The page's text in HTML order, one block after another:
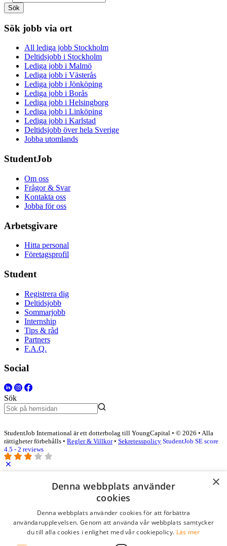
Sök
Sök jobb via ort
All lediga jobb Stockholm
Deltidsjobb i Stockholm
Lediga jobb i Malmö
Lediga jobb i Västerås
Lediga jobb i Jönköping
Lediga jobb i Borås
Lediga jobb i Helsingborg
Lediga jobb i Linköping
Lediga jobb i Karlstad
Deltidsjobb över hela Sverige
Jobba utomlands
StudentJob
Om oss
Frågor & Svar
Kontakta oss
Jobba för oss
Arbetsgivare
Hitta personal
Företagsprofil
Student
Registrera dig
Deltidsjobb
Sommarjobb
Internship
Tips & råd
Partners
F.A.Q.
Social
Sök
StudentJob International är ett dotterbolag till YoungCapital • © 2026 • Alla
rättigheter förbehålls • Regler & Villkor• Sekretesspolicy StudentJob SE score
4.5 - 2 reviews
Logga in som företag
Lösenord
×
Denna webbplats använder
cookies
Denna webbplats använder cookies för att förbättra
användarupplevelsen. Genom att använda vår webbplats samtycker
du till alla cookies i enlighet med vår cookiepolicy. Läs mer